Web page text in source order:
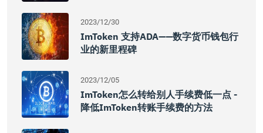
2023/12/30
ImToken 支持ADA——数字货币钱包行
业的新里程碑
2023/12/05
ImToken怎么转给别人手续费低一点 -
降低imToken转账手续费的方法